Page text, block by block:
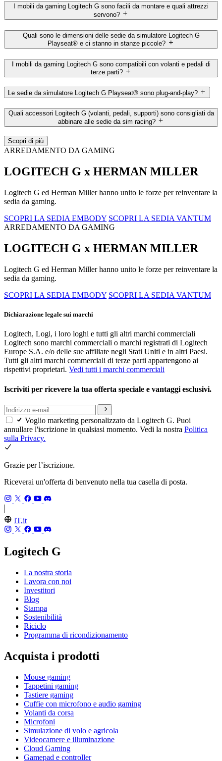
I mobili da gaming Logitech G sono facili da montare e quali attrezzi
servono?
Quali sono le dimensioni delle sedie da simulatore Logitech G
Playseat® e ci stanno in stanze piccole?
I mobili da gaming Logitech G sono compatibili con volanti e pedali di
terze parti?
Le sedie da simulatore Logitech G Playseat® sono plug-and-play?
Quali accessori Logitech G (volanti, pedali, supporti) sono consigliati da
abbinare alle sedie da sim racing?
Scopri di più
ARREDAMENTO DA GAMING
LOGITECH G x HERMAN MILLER
Logitech G ed Herman Miller hanno unito le forze per reinventare la
sedia da gaming.
SCOPRI LA SEDIA EMBODY SCOPRI LA SEDIA VANTUM
ARREDAMENTO DA GAMING
LOGITECH G x HERMAN MILLER
Logitech G ed Herman Miller hanno unito le forze per reinventare la
sedia da gaming.
SCOPRI LA SEDIA EMBODY SCOPRI LA SEDIA VANTUM
Dichiarazione legale sui marchi
Logitech, Logi, i loro loghi e tutti gli altri marchi commerciali
Logitech sono marchi commerciali o marchi registrati di Logitech
Europe S.A. e/o delle sue affiliate negli Stati Uniti e in altri Paesi.
Tutti gli altri marchi commerciali di terze parti appartengono ai
rispettivi proprietari. Vedi tutti i marchi commerciali
Iscriviti per ricevere la tua offerta speciale e vantaggi esclusivi.
Voglio marketing personalizzato da Logitech G. Puoi
annullare l'iscrizione in qualsiasi momento. Vedi la nostra Politica
sulla Privacy.
Grazie per l’iscrizione.
Riceverai un'offerta di benvenuto nella tua casella di posta.
IT,it
Logitech G
La nostra storia
Lavora con noi
Investitori
Blog
Stampa
Sostenibilità
Riciclo
Programma di ricondizionamento
Acquista i prodotti
Mouse gaming
Tappetini gaming
Tastiere gaming
Cuffie con microfono e audio gaming
Volanti da corsa
Microfoni
Simulazione di volo e agricola
Videocamere e illuminazione
Cloud Gaming
Gamepad e controller